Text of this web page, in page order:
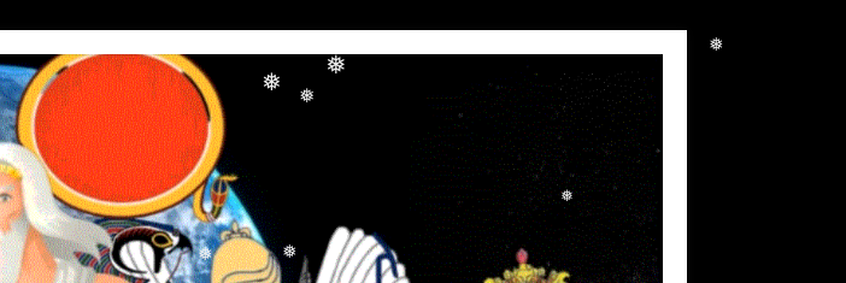
❅
❅